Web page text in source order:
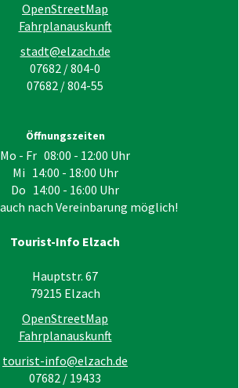
OpenStreetMap
Fahrplanauskunft
stadt@elzach.de
07682 / 804-0
07682 / 804-55
Öffnungszeiten
Mo - Fr 08:00 - 12:00 Uhr
Mi 14:00 - 18:00 Uhr
Do 14:00 - 16:00 Uhr
nach Vereinbarung möglich!
Tourist-Info Elzach
Hauptstr. 67
79215 Elzach
OpenStreetMap
Fahrplanauskunft
tourist-info@elzach.de
07682 / 19433